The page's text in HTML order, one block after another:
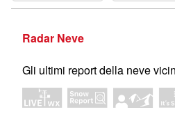
Radar Neve
Gli ultimi report della neve